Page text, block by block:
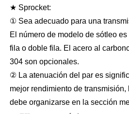
★ Sprocket:
① Sea adecuado para una
El número de modelo de sótleo
fila o doble fila. El acero al
304 son opcionales.
② La atenuación del par es
mejor rendimiento de
debe organizarse en la sección